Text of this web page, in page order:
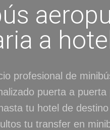
a
profesional de
puerta a
tu hotel de
tu transfer en